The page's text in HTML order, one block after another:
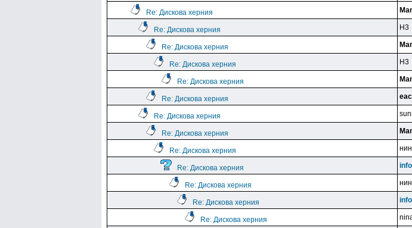
Re: Дискова херния
Re: Дискова херния H3
Re: Дискова херния
Re: Дискова херния H3
Re: Дискова херния
Re: Дискова херния eac
Re: Дискова херния
Re: Дискова херния
Re: Дискова херния
Re: Дискова херния
Re: Дискова херния
Re: Дискова херния
Re: Дискова херния